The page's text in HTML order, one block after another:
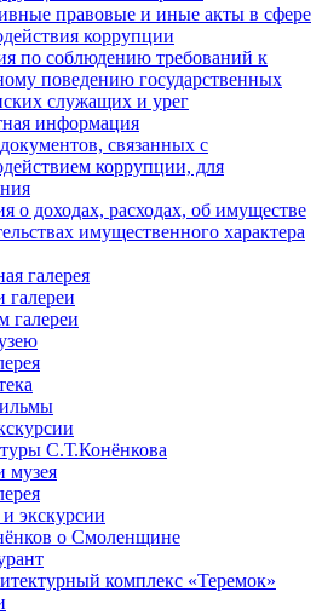
правовые и иные акты в сфере
коррупции
по соблюдению требований к
поведению государственных
служащих и урег
информация
связанных с
коррупции, для
о доходах, расходах, об имуществе
имущественного характера
галерея
галереи
галереи
С.Т.Конёнкова
музея
экскурсии
о Смоленщине
комплекс «Теремок»